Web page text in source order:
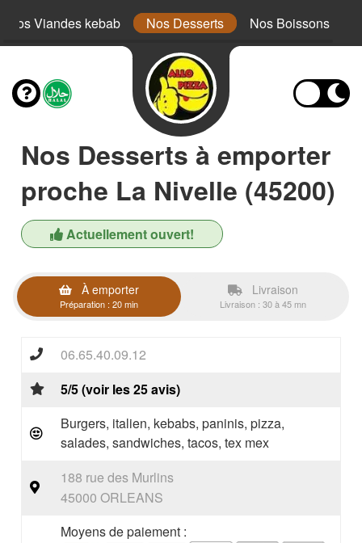
Nos Viandes kebab Nos Desserts Nos Boissons
Nos Desserts à emporter
proche La Nivelle (45200)
Actuellement ouvert!
À emporter
Préparation : 20 min
Livraison
Livraison : 30 à 45 mn
06.65.40.09.12
5/5 (voir les 25 avis)
Burgers, italien, kebabs, paninis, pizza,
salades, sandwiches, tacos, tex mex
188 rue des Murlins
45000 ORLEANS
Moyens de paiement :